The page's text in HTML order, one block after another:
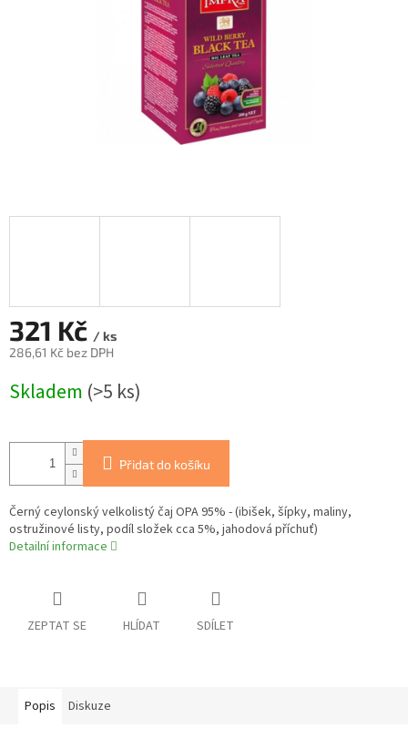
321 Kč / ks
286,61 Kč bez DPH
cena:
Skladem (>5 ks)
Přidat do košíku
Černý ceylonský velkolistý čaj OPA 95% - (ibišek, šípky, maliny,
ostružinové listy, podíl složek cca 5%, jahodová příchuť)
Detailní informace
ZEPTAT SE HLÍDAT SDÍLET
Popis Diskuze